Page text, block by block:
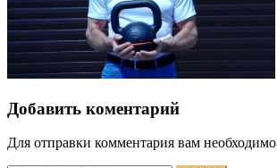
Добавить коментарий
Для отправки комментария вам необходимо